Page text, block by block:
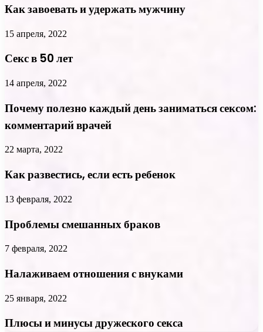
Как завоевать и удержать мужчину
15 апреля, 2022
Секс в 50 лет
14 апреля, 2022
Почему полезно каждый день заниматься сексом:
комментарий врачей
22 марта, 2022
Как развестись, если есть ребенок
13 февраля, 2022
Проблемы смешанных браков
7 февраля, 2022
Налаживаем отношения с внуками
25 января, 2022
Плюсы и минусы дружеского секса